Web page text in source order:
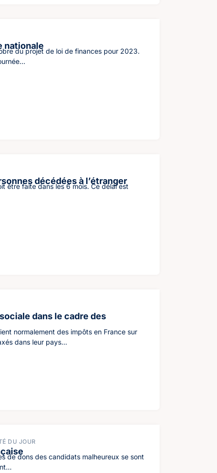
nationale
du projet de loi de finances pour 2023.
décédées à l’étranger
être faite dans les 6 mois. Ce délai est
dans le cadre des
normalement des impôts en France sur
dans leur pays...
DU JOUR
de dons des candidats malheureux se sont